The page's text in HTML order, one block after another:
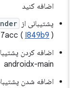
اضافه کنید
پشتیبانی از
(I849b9
اضافه کردن
androidx-main
اضافه شدن پشتیبانی